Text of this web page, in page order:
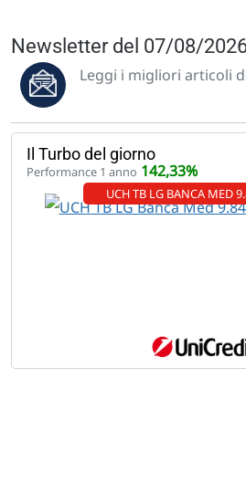
Newsletter del 07/08/
Leggi i migliori articoli
Il Turbo del giorno
Performance 1 anno 142,33%
UCH TB LG BANCA MED